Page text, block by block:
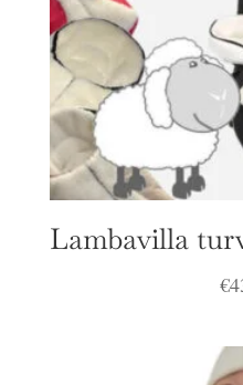
Lambavilla
€